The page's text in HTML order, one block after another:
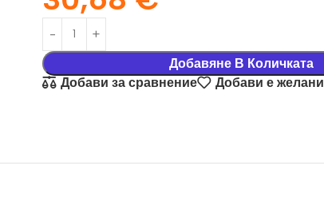
Добавяне В Количката
Добави за сравнение
Добави е желани